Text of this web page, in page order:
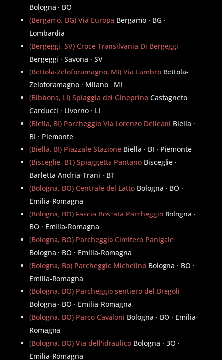
Bologna · BO
(Bergamo, BG) Via Europa Bergamo · BG ·
Lombardia
(Bergeggi, SV) Croce Transilvania Di Bergeggi
Bergeggi · Savona · SV
(Bettola-Zeloforamagno, MI) Via Lambro Bettola-
Zeloforamagno · Milano · MI
(Bibbona, LI) Spiaggia del Gineprino Castagneto
Carducci · Livorno · LI
(Biella, BI) Parcheggio Via Lorenzo Delleani Biella ·
BI · Piemonte
(Biella, BI) Piazzale Stazione Biella · BI · Piemonte
(Bisceglie, BT) Spiaggetta Pantano Bisceglie ·
Barletta-Andria-Trani · BT
(Bologna, BO) Centrale del Latto Bologna · BO ·
Emilia-Romagna
(Bologna, BO) Fascia Boscata Parcheggio Bologna ·
BO · Emilia-Romagna
(Bologna, BO) Parcheggio Cimitero Panigale
Bologna · BO · Emilia-Romagna
(Bologna, Bo) Parcheggio Michelino Bologna · BO ·
Emilia-Romagna
(Bologna, BO) Parcheggio sentiero del Bregoli
Bologna · BO · Emilia-Romagna
(Bologna, BO) Parco Cavaloni Bologna · BO · Emilia-
Romagna
(Bologna, BO) Via dell'idraulico Bologna · BO ·
Emilia-Romagna